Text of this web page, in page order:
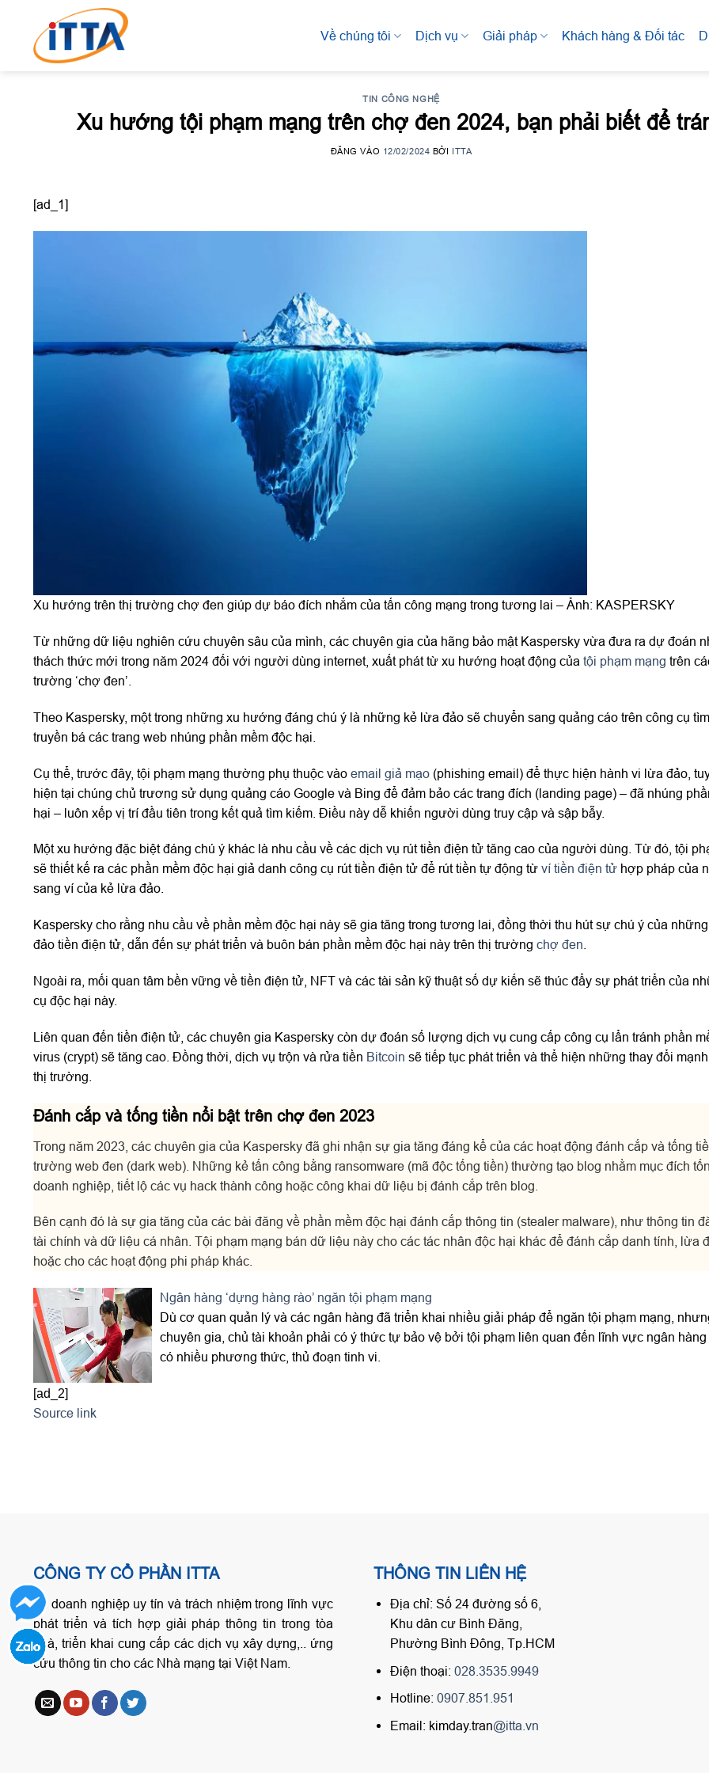
content
Về chúng tôi Dịch vụ Giải pháp Khách hàng & Đối tác
TIN CÔNG NGHỆ
Xu hướng tội phạm mạng trên chợ đen 2024, bạn phải biết để
ĐĂNG VÀO 12/02/2024 BỞI ITTA
[ad_1]
Xu hướng trên thị trường chợ đen giúp dự báo đích nhắm của tấn công mạng trong tương lai – Ảnh: KASPERSKY
Từ những dữ liệu nghiên cứu chuyên sâu của mình, các chuyên gia của hãng bảo mật Kaspersky vừa đưa ra dự đoán
thách thức mới trong năm 2024 đối với người dùng internet, xuất phát từ xu hướng hoạt động của tội phạm mạng trên
trường ‘chợ đen’.
Theo Kaspersky, một trong những xu hướng đáng chú ý là những kẻ lừa đảo sẽ chuyển sang quảng cáo trên công cụ
truyền bá các trang web nhúng phần mềm độc hại.
Cụ thể, trước đây, tội phạm mạng thường phụ thuộc vào email giả mạo (phishing email) để thực hiện hành vi lừa đảo,
hiện tại chúng chủ trương sử dụng quảng cáo Google và Bing để đảm bảo các trang đích (landing page) – đã nhúng
hại – luôn xếp vị trí đầu tiên trong kết quả tìm kiếm. Điều này dễ khiến người dùng truy cập và sập bẫy.
Một xu hướng đặc biệt đáng chú ý khác là nhu cầu về các dịch vụ rút tiền điện tử tăng cao của người dùng. Từ đó, tội
sẽ thiết kế ra các phần mềm độc hại giả danh công cụ rút tiền điện tử để rút tiền tự động từ ví tiền điện tử hợp pháp của
sang ví của kẻ lừa đảo.
Kaspersky cho rằng nhu cầu về phần mềm độc hại này sẽ gia tăng trong tương lai, đồng thời thu hút sự chú ý của
đảo tiền điện tử, dẫn đến sự phát triển và buôn bán phần mềm độc hại này trên thị trường chợ đen
Ngoài ra, mối quan tâm bền vững về tiền điện tử, NFT và các tài sản kỹ thuật số dự kiến sẽ thúc đẩy sự phát triển của
cụ độc hại này.
Liên quan đến tiền điện tử, các chuyên gia Kaspersky còn dự đoán số lượng dịch vụ cung cấp công cụ lẩn tránh phần
virus (crypt) sẽ tăng cao. Đồng thời, dịch vụ trộn và rửa tiền Bitcoin sẽ tiếp tục phát triển và thể hiện những thay đổi
thị trường.
Đánh cắp và tống tiền nổi bật trên chợ đen 2023
Trong năm 2023, các chuyên gia của Kaspersky đã ghi nhận sự gia tăng đáng kể của các hoạt động đánh cắp và tống
trường web đen (dark web). Những kẻ tấn công bằng ransomware (mã độc tống tiền) thường tạo blog nhằm mục đích
doanh nghiệp, tiết lộ các vụ hack thành công hoặc công khai dữ liệu bị đánh cắp trên blog.
Bên cạnh đó là sự gia tăng của các bài đăng về phần mềm độc hại đánh cắp thông tin (stealer malware), như thông tin
tài chính và dữ liệu cá nhân. Tội phạm mạng bán dữ liệu này cho các tác nhân độc hại khác để đánh cắp danh tính, lừa
hoặc cho các hoạt động phi pháp khác.
Ngân hàng ‘dựng hàng rào’ ngăn tội phạm mạng
Dù cơ quan quản lý và các ngân hàng đã triển khai nhiều giải pháp để ngăn tội phạm mạng,
chuyên gia, chủ tài khoản phải có ý thức tự bảo vệ bởi tội phạm liên quan đến lĩnh vực ngân hàng
có nhiều phương thức, thủ đoạn tinh vi.
[ad_2]
Source link
CÔNG TY CỔ PHẦN ITTA
Là doanh nghiệp uy tín và trách nhiệm trong lĩnh vực
phát triển và tích hợp giải pháp thông tin trong tòa
nhà, triển khai cung cấp các dịch vụ xây dựng,.. ứng
cứu thông tin cho các Nhà mạng tại Việt Nam.
THÔNG TIN LIÊN HỆ
Địa chỉ: Số 24 đường số 6,
Khu dân cư Bình Đăng,
Phường Bình Đông, Tp.HCM
Điện thoại: 028.3535.9949
Hotline: 0907.851.951
Email: kimday.tran@itta.vn